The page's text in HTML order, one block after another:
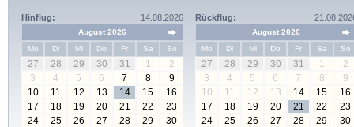
Hinflug: 14.08.2026
August 2026
Mo
Di Mi Do Fr Sa So
27 28 29 30 31 1
2
3
4 5 6 7 8
9
10
11 12 13 14 15
16
17
18 19 20 21 22
23
24
25 26 27 28 29
30
Rückflug:
August 2026
Mo
Di Mi Do Fr Sa So
27 28 29 30 31 1
2
3
4 5 6 7 8
9
10
11 12 13 14 15
16
17
18 19 20 21 22
23
24
25 26 27 28 29
30